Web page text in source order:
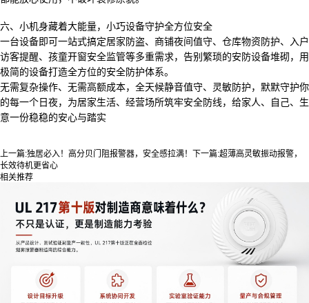
六、 小机身藏着大能量，小巧设备守护全方位安全
一台设备即可一站式搞定居家防盗、商铺夜间值守、仓库物资防护、入户
访客提醒、孩童开窗安全监管等多重需求，告别繁琐的安防设备堆砌，用
极简的设备打造全方位的安全防护体系。
无需复杂操作、无需高额成本，全天候静音值守、灵敏防护，默默守护你
的每一个日夜，为居家生活、经营场所筑牢安全防线，给家人、自己、生
意一份稳稳的安心与踏实
上一篇:独居必入！高分贝门阻报警器，安全感拉满！ 下一篇:超薄高灵敏振动报警，
长效待机更省心
相关推荐